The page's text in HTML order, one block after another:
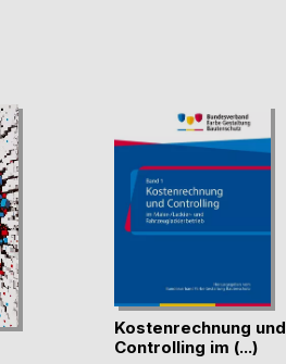
Kostenrechnung und
Controlling im (...)